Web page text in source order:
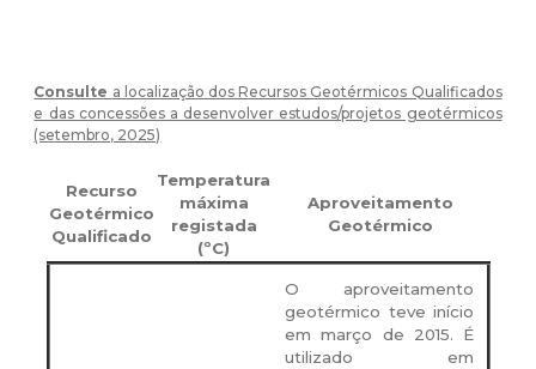
Consulte a localização dos Recursos Geotérmicos Qualificados
e das concessões a desenvolver estudos/projetos geotérmicos
(setembro, 2025)
Recurso
Geotérmico
Qualificado
Temperatura
máxima
registada
(ºC)
Aproveitamento
Geotérmico
O aproveitamento
geotérmico teve início
em março de 2015. É
utilizado em